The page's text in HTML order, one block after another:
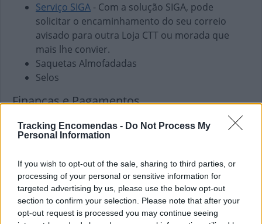
Tracking Encomendas - Do Not Process My
Personal Information
If you wish to opt-out of the sale, sharing to third parties, or
processing of your personal or sensitive information for
targeted advertising by us, please use the below opt-out
section to confirm your selection. Please note that after your
opt-out request is processed you may continue seeing
Serviço SIGA - Com a solução SIGA, pode
solicitar o encaminhamento do seu correio
avisado para outra Loja CTT ou morada que
mais lhe convier.
Saquetas Almofadadas
Selos
Finanças e Pagamentos
Envio de vales - Internacionais
Envio de vales - Nacionais
Pagamento de Faturas
Pagamento de Impostos
Pagamento de Portagens
Pagamento de Vales